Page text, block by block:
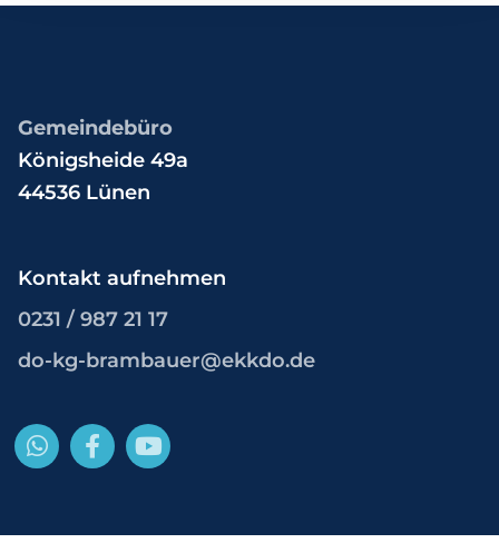
Gemeindebüro
Königsheide 49a
44536 Lünen
Kontakt aufnehmen
0231 / 987 21 17
do-kg-brambauer@ekkdo.de